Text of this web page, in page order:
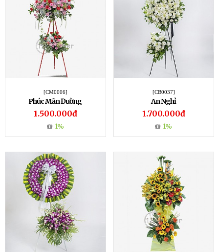
[CM0006]
Phúc Mãn Đường
1.500.000đ
1%
[CB0037]
An Nghỉ
1.700.000đ
1%